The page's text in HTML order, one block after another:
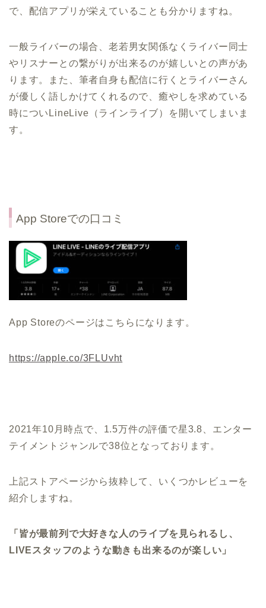
で、配信アプリが栄えていることも分かりますね。
一般ライバーの場合、老若男女関係なくライバー同士
やリスナーとの繋がりが出来るのが嬉しいとの声があ
ります。また、筆者自身も配信に行くとライバーさん
が優しく語しかけてくれるので、癒やしを求めている
時についLineLive（ラインライブ）を開いてしまいま
す。
App Storeでの口コミ
App Storeのページはこちらになります。
https://apple.co/3FLUvht
2021年10月時点で、1.5万件の評価で星3.8、エンター
テイメントジャンルで38位となっております。
上記ストアページから抜粋して、いくつかレビューを
紹介しますね。
「皆が最前列で大好きな人のライブを見られるし、
LIVEスタッフのような動きも出来るのが楽しい」